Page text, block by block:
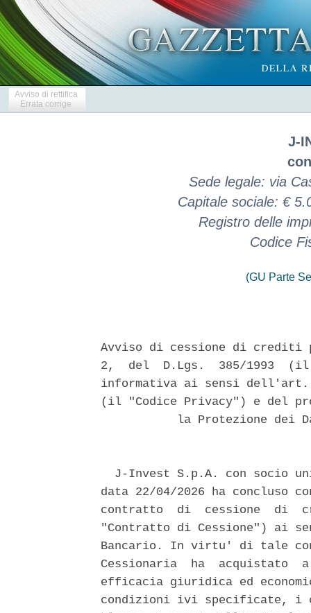
Avviso di rettifica
Errata corrige
J-
Sede legale: via
Capitale sociale: €
Registro delle
Codice
(GU Parte
Avviso di cessione di crediti
2,  del  D.Lgs.  385/1993
informativa ai sensi dell'art.
(il "Codice Privacy") e del
la Protezione dei
J-Invest S.p.A. con socio
data 22/04/2026 ha concluso
contratto  di  cessione  di
"Contratto di Cessione") ai
Bancario. In virtu' di tale
Cessionaria  ha  acquistato
efficacia giuridica ed
condizioni ivi specificate,